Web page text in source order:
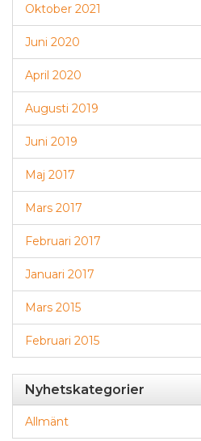
Oktober 2021
Juni 2020
April 2020
Augusti 2019
Juni 2019
Maj 2017
Mars 2017
Februari 2017
Januari 2017
Mars 2015
Februari 2015
Nyhetskategorier
Allmänt